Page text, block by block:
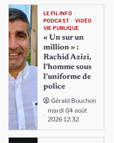
LE FIL INFO
PODCAST
VIDÉO
VIE PUBLIQUE
« Un sur un
million » :
Rachid Azizi,
l’homme sous
l’uniforme de
police
Gérald Bouchon
mardi 04 août
2026 12:32